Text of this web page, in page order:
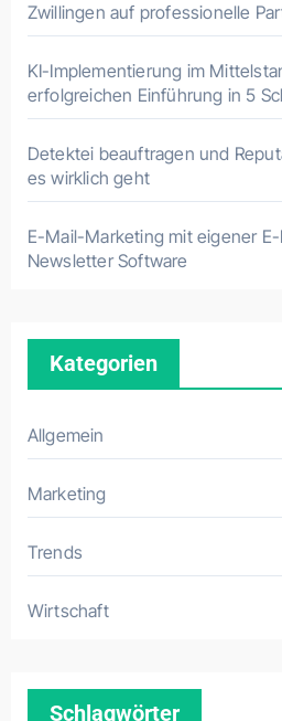
Zwillingen auf professionelle
KI-Implementierung im
erfolgreichen Einführung in 5
Detektei beauftragen und
es wirklich geht
E-Mail-Marketing mit eigener
Newsletter Software
Kategorien
Allgemein
Marketing
Trends
Wirtschaft
Schlagwörter